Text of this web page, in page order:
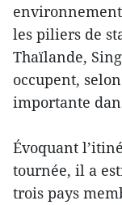
les piliers de
Thaïlande,
occupent,
importante
Évoquant
tournée, il a
trois pays